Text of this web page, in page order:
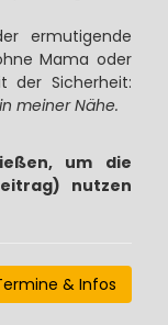
ermutigende
Mama oder
der Sicherheit:
meiner Nähe.
um die
nutzen
& Infos